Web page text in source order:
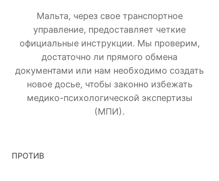
Мальта, через свое транспортное
управление, предоставляет четкие
официальные инструкции. Мы проверим,
достаточно ли прямого обмена
документами или нам необходимо создать
новое досье, чтобы законно избежать
медико-психологической экспертизы
(МПИ).
ПРОТИВ